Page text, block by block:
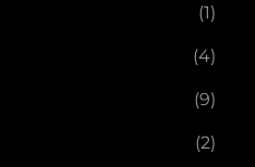
(1)
(4)
(9)
(2)